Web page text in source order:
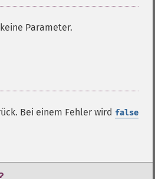
Parameter.
Bei einem Fehler wird false